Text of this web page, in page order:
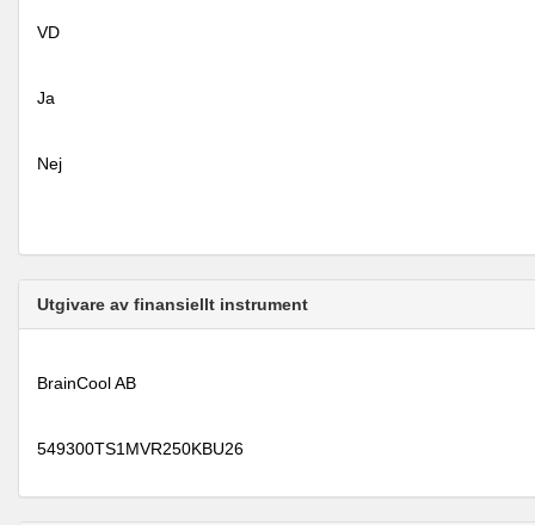
VD
Ja
Nej
Utgivare av finansiellt instrument
BrainCool AB
549300TS1MVR250KBU26